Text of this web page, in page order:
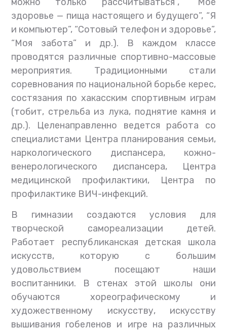
здоровье — пища настоящего и будущего”, “Я
и компьютер”, “Сотовый телефон и здоровье”,
“Моя забота” и др.). В каждом классе
проводятся различные спортивно-массовые
мероприятия. Традиционными стали
соревнования по национальной борьбе керес,
состязания по хакасским спортивным играм
(тобит, стрельба из лука, поднятие камня и
др.). Целенаправленно ведется работа со
специалистами Центра планирования семьи,
наркологического диспансера, кожно-
венерологического диспансера, Центра
медицинской профилактики, Центра по
профилактике ВИЧ-инфекций.
В гимназии создаются условия для
творческой самореализации детей.
Работает республиканская детская школа
искусств, которую с большим
удовольствием посещают наши
воспитанники. В стенах этой школы они
обучаются хореографическому и
художественному искусству, искусству
вышивания гобеленов и игре на различных